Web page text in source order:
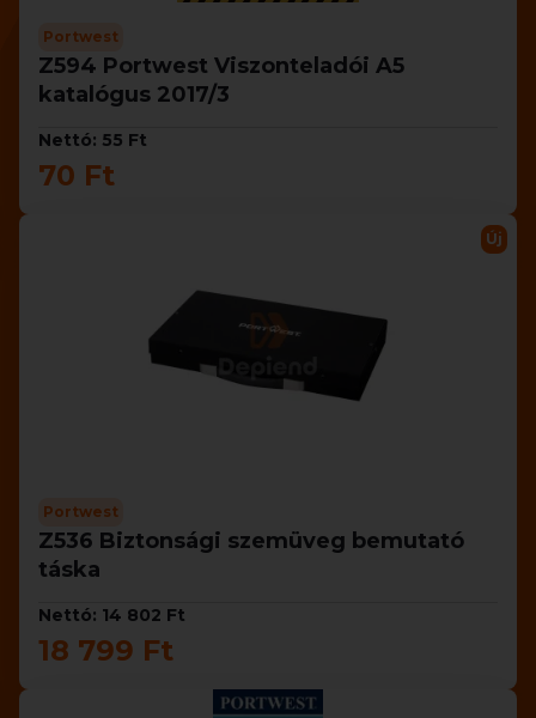
Portwest
Z594 Portwest Viszonteladói A5
katalógus 2017/3
Nettó: 55 Ft
70 Ft
Új
Portwest
Z536 Biztonsági szemüveg bemutató
táska
Nettó: 14 802 Ft
18 799 Ft